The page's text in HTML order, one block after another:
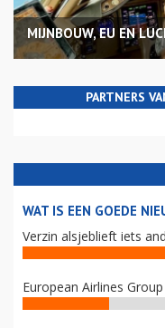
MIJNBOUW, EU EN
PARTNERS
WAT IS EEN GOEDE
Verzin alsjeblieft iets
European Airlines Group